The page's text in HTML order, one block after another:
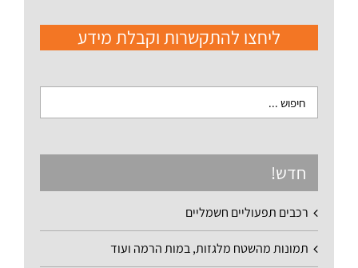
ליחצו להתקשרות וקבלת מידע
חדש!
רכבים תפעוליים חשמליים
תמונות מהשטח מלגזות, במות הרמה ועוד